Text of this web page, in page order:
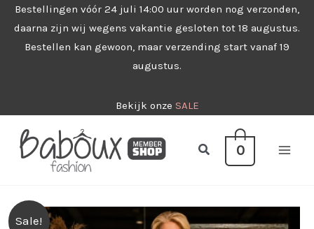
naar
Bestellingen vóór 24 juli 14:00 uur worden nog verzonden,
daarna zijn wij wegens vakantie gesloten tot 18 augustus.
Bestellen kan gewoon, maar verzending start vanaf 19
augustus.
Bekijk onze SALE
Zoeken0
Sale!